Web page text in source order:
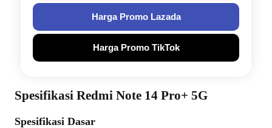
Harga Promo Lazada
Harga Promo TikTok
Spesifikasi Redmi Note 14 Pro+ 5G
Spesifikasi Dasar